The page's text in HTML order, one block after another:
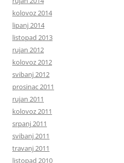
kolovoz 2014
lipanj 2014
listopad 2013
rujan 2012
kolovoz 2012
svibanj 2012
prosinac 2011
rujan 2011
kolovoz 2011
srpanj 2011
svibanj 2011
travanj 2011
listopad 2010